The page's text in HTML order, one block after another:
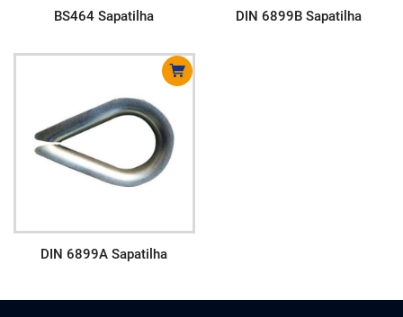
BS464 Sapatilha DIN 6899B Sapatilha
DIN 6899A Sapatilha